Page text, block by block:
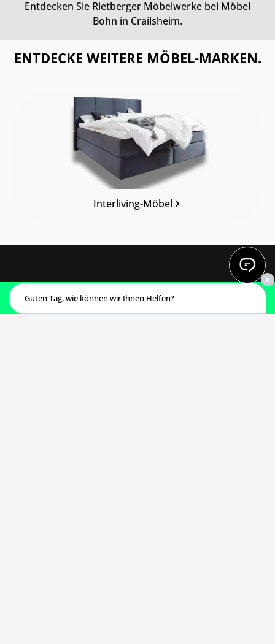
Entdecken Sie Rietberger Möbelwerke bei Möbel
Bohn in Crailsheim.
ENTDECKE WEITERE MÖBEL-MARKEN.
Kategoriegalerie überspringen
Interliving-Möbel
Termin vereinbaren
Guten Tag, wie können wir Ihnen Helfen?